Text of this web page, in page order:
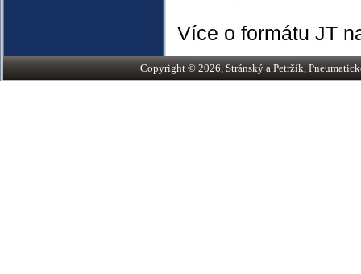
Více o formátu JT
Copyright © 2026, Stránský a Petržík,